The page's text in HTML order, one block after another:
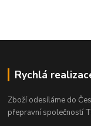
Rychlá
Zboží odesíláme do
přepravní společností